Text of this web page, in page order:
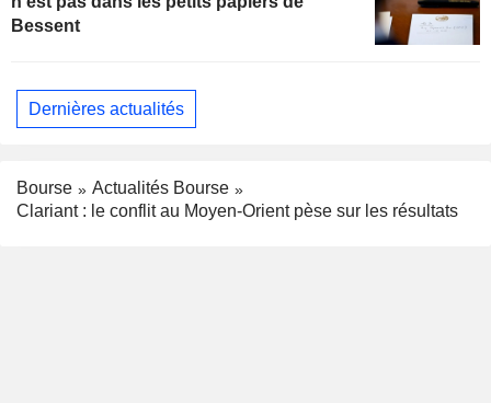
Bessent
Dernières actualités
Bourse
Actualités Bourse
Clariant : le conflit au Moyen-Orient pèse sur les résultats